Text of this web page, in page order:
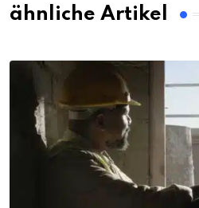
ähnliche Artikel